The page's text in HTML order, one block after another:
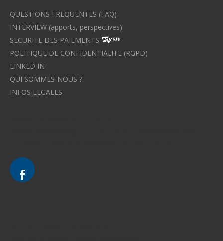
QUESTIONS FREQUENTES (FAQ)
INTERVIEW (apports, perspectives)
SECURITE DES PAIEMENTS
POLITIQUE DE CONFIDENTIALITE (RGPD)
LINKED IN
QUI SOMMES-NOUS ?
INFOS LEGALES